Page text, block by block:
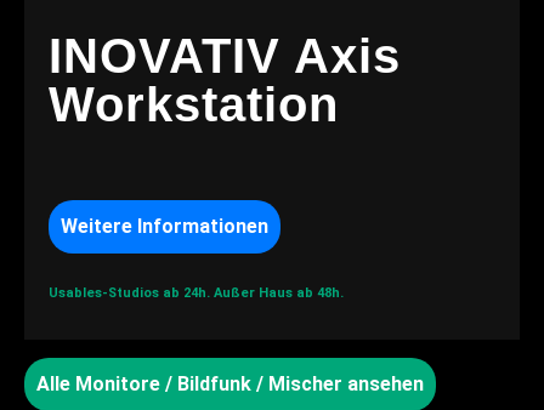
INOVATIV Axis
Workstation
Weitere Informationen
Usables-Studios ab 24h. Außer Haus ab 48h.
Alle Monitore / Bildfunk / Mischer ansehen